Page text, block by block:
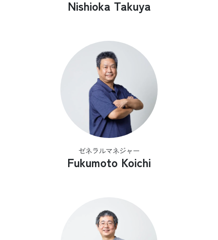
Nishioka Takuya
ゼネラルマネジャー
Fukumoto Koichi